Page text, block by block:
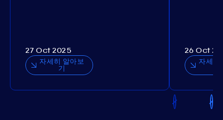
27 Oct 2025
자세히 알아보
기
26 Oct
자세히